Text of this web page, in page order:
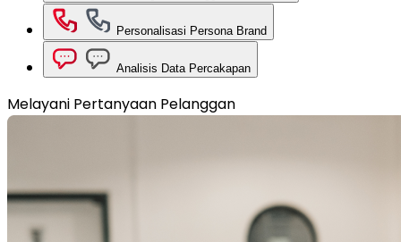
Personalisasi Persona Brand
Analisis Data Percakapan
Melayani Pertanyaan Pelanggan